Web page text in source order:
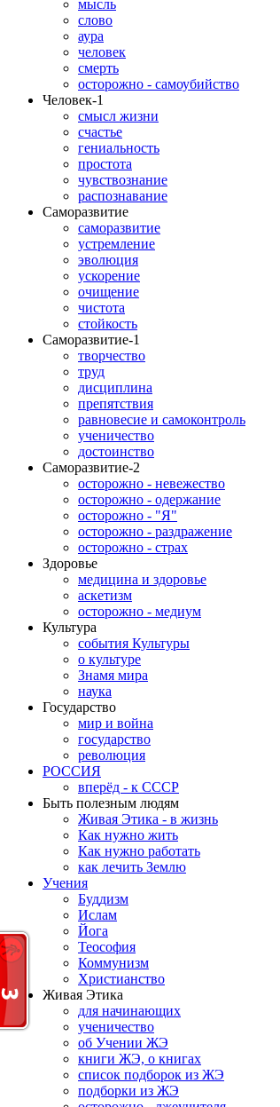
мысль
слово
аура
человек
смерть
осторожно - самоубийство
Человек-1
смысл жизни
счастье
гениальность
простота
чувствознание
распознавание
Саморазвитие
саморазвитие
устремление
эволюция
ускорение
очищение
чистота
стойкость
Саморазвитие-1
творчество
труд
дисциплина
препятствия
равновесие и самоконтроль
ученичество
достоинство
Саморазвитие-2
осторожно - невежество
осторожно - одержание
осторожно - "Я"
осторожно - раздражение
осторожно - страх
Здоровье
медицина и здоровье
аскетизм
осторожно - медиум
Культура
события Культуры
о культуре
Знамя мира
наука
Государство
мир и война
государство
революция
РОССИЯ
вперёд - к СССР
Быть полезным людям
Живая Этика - в жизнь
Как нужно жить
Как нужно работать
как лечить Землю
Учения
Буддизм
Ислам
Йога
Теософия
Коммунизм
Христианство
Живая Этика
для начинающих
ученичество
об Учении ЖЭ
книги ЖЭ, о книгах
список подборок из ЖЭ
подборки из ЖЭ